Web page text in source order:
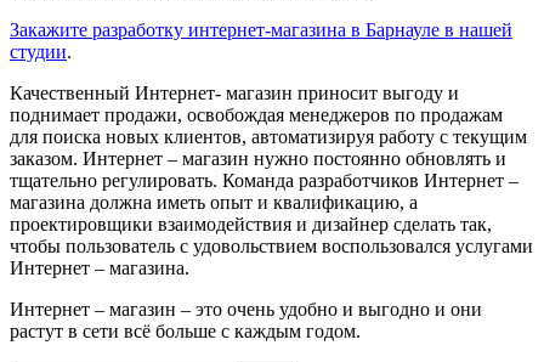
Закажите разработку интернет-магазина в Барнауле в нашей
студии.
Качественный Интернет- магазин приносит выгоду и
поднимает продажи, освобождая менеджеров по продажам
для поиска новых клиентов, автоматизируя работу с текущим
заказом. Интернет – магазин нужно постоянно обновлять и
тщательно регулировать. Команда разработчиков Интернет –
магазина должна иметь опыт и квалификацию, а
проектировщики взаимодействия и дизайнер сделать так,
чтобы пользователь с удовольствием воспользовался услугами
Интернет – магазина.
Интернет – магазин – это очень удобно и выгодно и они
растут в сети всё больше с каждым годом.